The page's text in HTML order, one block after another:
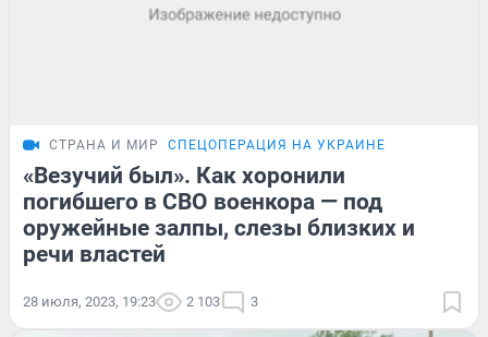
СТРАНА И МИР СПЕЦОПЕРАЦИЯ НА УКРАИНЕ
«Везучий был». Как хоронили
погибшего в СВО военкора — под
оружейные залпы, слезы близких и
речи властей
28 июля, 2023, 19:23 2 103 3